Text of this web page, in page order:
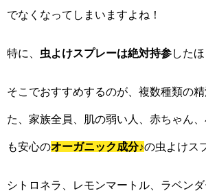
でなくなってしまいますよね！
特に、 虫よけスプレーは絶対持参した
そこでおすすめするのが、複数種類の
た、家族全員、肌の弱い人、赤ちゃん
も安心のオーガニック成分♪の虫よけス
シトロネラ、レモンマートル、ラベン